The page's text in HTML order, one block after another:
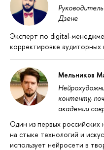
Дзене
Эксперт по digital-
корректировке аудиторных
Мельников
контенту,
академии
Один из первых
на стыке технологий и
использует нейросети в